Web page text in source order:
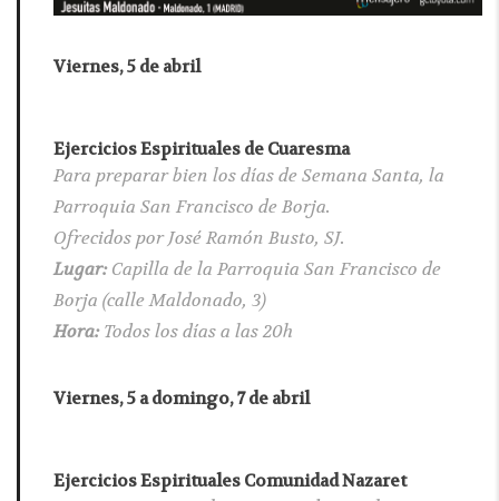
Viernes, 5 de abril
Ejercicios Espirituales de Cuaresma
Para preparar bien los días de Semana Santa, la
Parroquia San Francisco de Borja.
Ofrecidos por José Ramón Busto, SJ.
Lugar:Capilla de la Parroquia San Francisco de
Borja (calle Maldonado, 3)
Hora:Todos los días a las 20h
Viernes, 5 a domingo, 7 de abril
Ejercicios Espirituales Comunidad Nazaret